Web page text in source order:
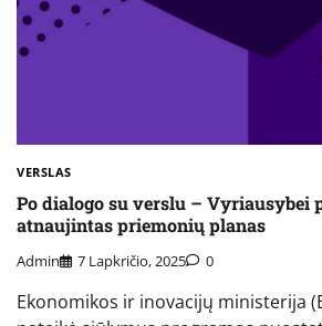
VERSLAS
Po dialogo su verslu – Vyriausybei
atnaujintas priemonių planas
Admin 7 Lapkričio, 2025 0
Ekonomikos ir inovacijų ministerija